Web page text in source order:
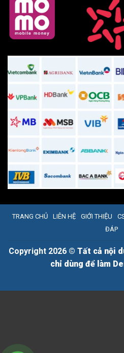
TRANG CHỦ LIÊN HỆ GIỚI THIỆU
ĐÁP
Copyright 2026 © Tất cả nội
chỉ dùng để làm